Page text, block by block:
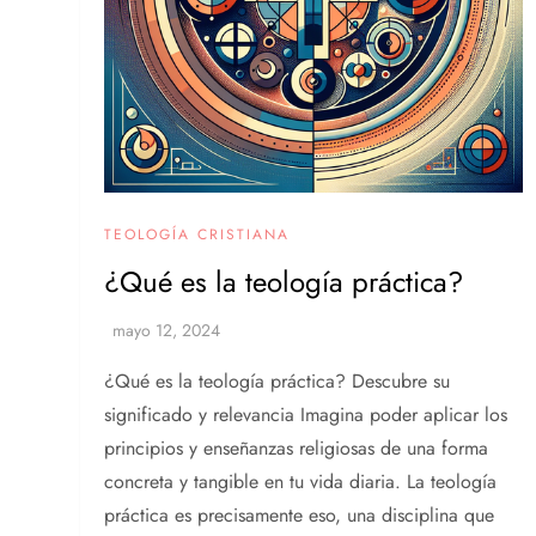
TEOLOGÍA CRISTIANA
¿Qué es la teología práctica?
¿Qué es la teología práctica? Descubre su
significado y relevancia Imagina poder aplicar los
principios y enseñanzas religiosas de una forma
concreta y tangible en tu vida diaria. La teología
práctica es precisamente eso, una disciplina que